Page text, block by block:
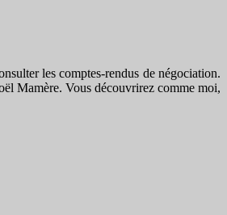
les comptes-rendus de négociation.
Mamère. Vous découvrirez comme moi,